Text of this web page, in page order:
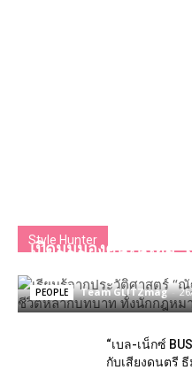
Style Hunter
เปิดมุมมองคนรุ่นใหม่
PEOPLE Team GLITZmag -
“เบล-เน็กซ์
กับเสียงดนตรี